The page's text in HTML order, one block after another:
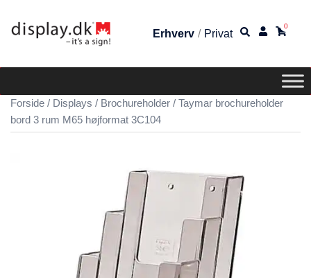
Erhverv / Privat
0
Forside / Displays / Brochureholder / Taymar brochureholder
bord 3 rum M65 højformat 3C104